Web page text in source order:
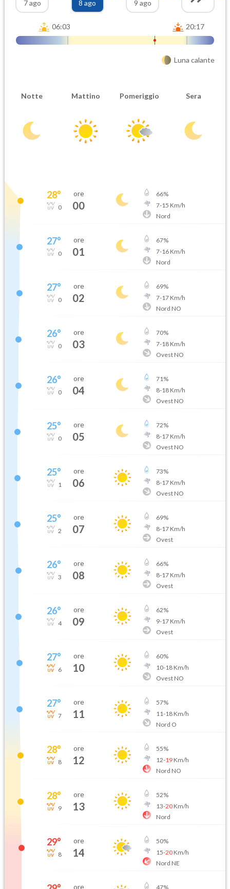
7 ago
8 ago
9 ago
06:03 20:17
Luna calante
Notte Mattino Pomeriggio Sera
28°
0
ore
00
66%
7-15 Km/h
Nord
27°
0
ore
01
67%
7-16Km/h
Nord
27°
0
ore
02
69%
7-17Km/h
Nord NO
26°
0
ore
03
70%
7-18Km/h
Ovest NO
26°
0
ore
04
71%
8-18Km/h
Ovest NO
25°
0
ore
05
72%
8-17Km/h
Ovest NO
25°
1
ore
06
73%
8-17Km/h
Ovest NO
25°
2
ore
07
69%
8-17Km/h
Ovest
26°
3
ore
08
66%
8-17Km/h
Ovest
26°
4
ore
09
62%
9-17Km/h
Ovest
27°
6
ore
10
60%
10-18Km/h
Ovest NO
27°
7
ore
11
57%
11-18Km/h
Nord O
28°
8
ore
12
55%
12-19Km/h
Nord NO
28°
9
ore
13
52%
13-20Km/h
Nord
29°
8
ore
14
50%
15-20Km/h
Nord NE
ore 47%